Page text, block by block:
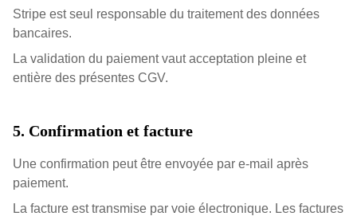
Stripe est seul responsable du traitement des données
bancaires.
La validation du paiement vaut acceptation pleine et
entière des présentes CGV.
5. Confirmation et facture
Une confirmation peut être envoyée par e-mail après
paiement.
La facture est transmise par voie électronique. Les factures